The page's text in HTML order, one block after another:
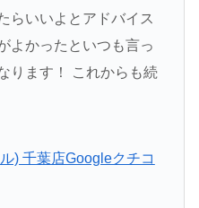
らいいよとアドバイス
よかったといつも言っ
ります！ これからも続
) 千葉店Googleクチコ